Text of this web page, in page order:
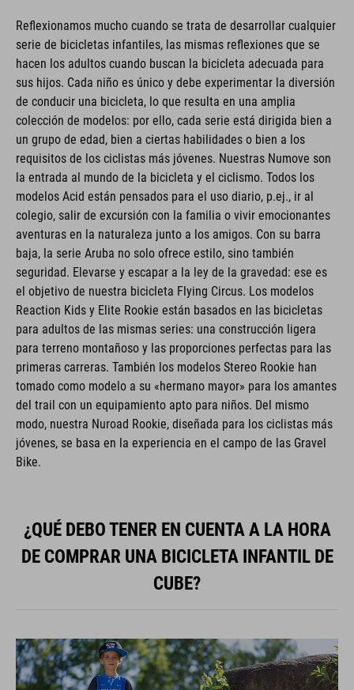
Reflexionamos mucho cuando se trata de desarrollar cualquier
serie de bicicletas infantiles, las mismas reflexiones que se
hacen los adultos cuando buscan la bicicleta adecuada para
sus hijos. Cada niño es único y debe experimentar la diversión
de conducir una bicicleta, lo que resulta en una amplia
colección de modelos: por ello, cada serie está dirigida bien a
un grupo de edad, bien a ciertas habilidades o bien a los
requisitos de los ciclistas más jóvenes. Nuestras Numove son
la entrada al mundo de la bicicleta y el ciclismo. Todos los
modelos Acid están pensados para el uso diario, p.ej., ir al
colegio, salir de excursión con la familia o vivir emocionantes
aventuras en la naturaleza junto a los amigos. Con su barra
baja, la serie Aruba no solo ofrece estilo, sino también
seguridad. Elevarse y escapar a la ley de la gravedad: ese es
el objetivo de nuestra bicicleta Flying Circus. Los modelos
Reaction Kids y Elite Rookie están basados en las bicicletas
para adultos de las mismas series: una construcción ligera
para terreno montañoso y las proporciones perfectas para las
primeras carreras. También los modelos Stereo Rookie han
tomado como modelo a su «hermano mayor» para los amantes
del trail con un equipamiento apto para niños. Del mismo
modo, nuestra Nuroad Rookie, diseñada para los ciclistas más
jóvenes, se basa en la experiencia en el campo de las Gravel
Bike.
¿QUÉ DEBO TENER EN CUENTA A LA HORA
DE COMPRAR UNA BICICLETA INFANTIL DE
CUBE?